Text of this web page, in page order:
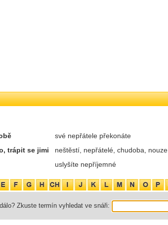
své nepřátele překonáte
trápit se jimi
neštěstí, nepřátelé, chudoba, nouze
uslyšíte nepříjemné
Zkuste termín vyhledat ve snáři: